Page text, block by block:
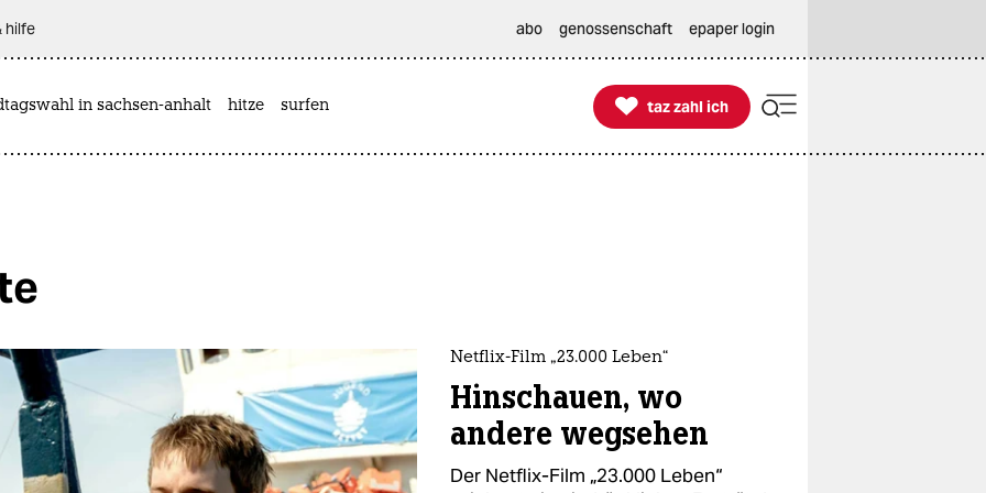
hilfe abo genossenschaft epaper login
in sachsen-anhalt hitze surfen 
taz zahl ich
taz zahl ich
Netflix-Film „23.000 Leben“
Hinschauen, wo
andere wegsehen
Der Netflix-Film „23.000 Leben“